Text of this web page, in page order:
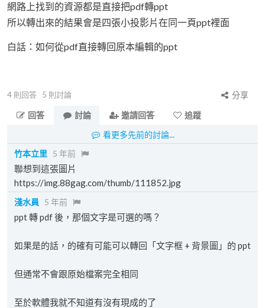
網路上找到的資源都是直接把pdf轉ppt
所以轉出來的結果會是四張小投影片在同一頁ppt裡面
白話：如何從pdf直接轉回原本編輯的ppt
4 則回答 5 則討論
分享
回答
討論 邀請回答
追蹤
看更多先前的討論...
竹本立里
5 年前
聯想到這張圖片
https://img.88gag.com/thumb/111852.jpg
淺水員 5 年前
ppt 轉 pdf 後，那個文字是可選的嗎？
如果是的話，的確有可能可以轉回「文字框 + 背景圖」的 ppt
但通常不會跟原始檔案完全相同
至於軟體我就不知道有沒有現成的了